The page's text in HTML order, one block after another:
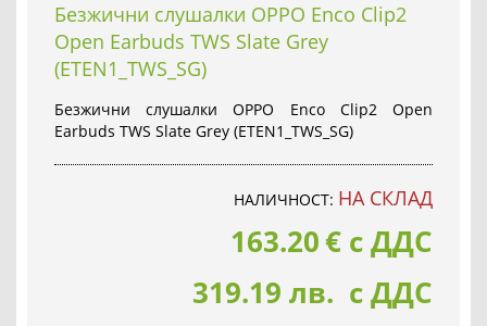
Безжични слушалки OPPO Enco Clip2
Open Earbuds TWS Slate Grey
(ETEN1_TWS_SG)
Безжични слушалки OPPO Enco Clip2 Open
Earbuds TWS Slate Grey (ETEN1_TWS_SG)
НАЛИЧНОСТ: НА СКЛАД
163.20€ с ДДС
319.19 лв. с ДДС